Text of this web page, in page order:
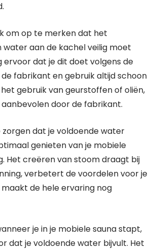
om op te merken dat het
water aan de kachel veilig moet
ervoor dat je dit doet volgens de
fabrikant en gebruik altijd schoon
gebruik van geurstoffen of oliën,
door de fabrikant.
dat je voldoende water
genieten van je mobiele
Het creëren van stoom draagt bij
verbetert de voordelen voor je
de hele ervaring nog
je in je mobiele sauna stapt,
dat je voldoende water bijvult. Het